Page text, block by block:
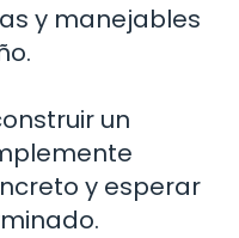
y manejables
un
y esperar